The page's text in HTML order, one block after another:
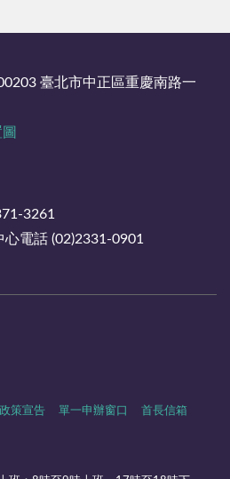
臺北市中正區重慶南路一
3261
心電話 (02)2331-0901
策宣告 單一申辦窗口 首長信箱